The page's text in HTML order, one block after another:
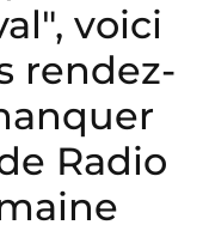
voici
rendez-
Radio